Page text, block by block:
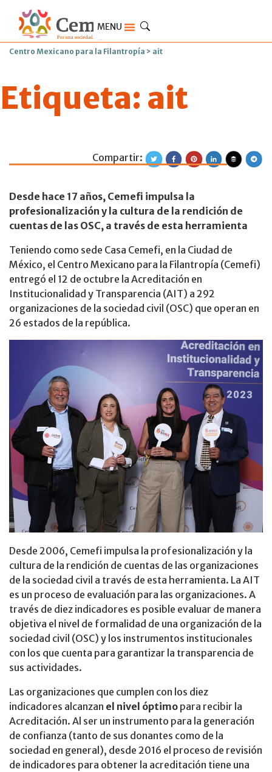
MENU
Centro Mexicano para la Filantropía > ait
Etiqueta: ait
292 OSC
Compartir:
Desde hace 17 años, Cemefi impulsa la
profesionalización y la cultura de la rendición de
cuentas de las OSC, a través de esta herramienta
Teniendo como sede Casa Cemefi, en la Ciudad de
México, el Centro Mexicano para la Filantropía (Cemefi)
entregó el 12 de octubre la Acreditación en
Institucionalidad y Transparencia (AIT) a 292
organizaciones de la sociedad civil (OSC) que operan en
26 estados de la república.
Desde 2006, Cemefi impulsa la profesionalización y la
cultura de la rendición de cuentas de las organizaciones
de la sociedad civil a través de esta herramienta. La AIT
es un proceso de evaluación para las organizaciones. A
través de diez indicadores es posible evaluar de manera
objetiva el nivel de formalidad de una organización de la
sociedad civil (OSC) y los instrumentos institucionales
con los que cuenta para garantizar la transparencia de
sus actividades.
Las organizaciones que cumplen con los diez
indicadores alcanzan el nivel óptimo para recibir la
Acreditación. Al ser un instrumento para la generación
de confianza (tanto de sus donantes como de la
sociedad en general), desde 2016 el proceso de revisión
de indicadores para obtener la acreditación tiene una